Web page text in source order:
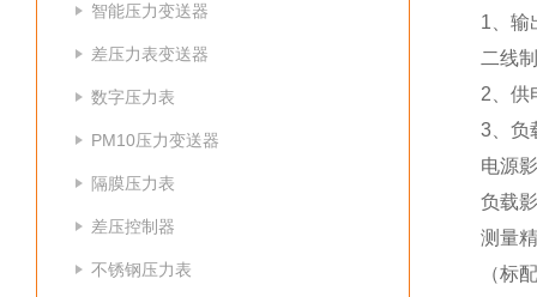
智能压力变送器
差压力表变送器
数字压力表
PM10压力变送器
隔膜压力表
差压控制器
不锈钢压力表
1、输
二线
2、供
3、负
电源
负载
测量
（标